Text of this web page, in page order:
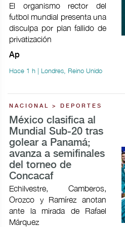
El organismo rector del
futbol mundial presenta una
disculpa por plan fallido de
privatización
Ap
Hace 1 h | Londres, Reino Unido
NACIONAL > DEPORTES
México clasifica al
Mundial Sub-20 tras
golear a Panamá;
avanza a semifinales
del torneo de
Concacaf
Echilvestre, Camberos,
Orozco y Ramírez anotan
ante la mirada de Rafael
Márquez